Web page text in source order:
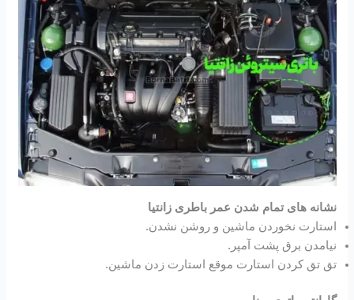
نشانه های تمام شدن عمر باطری زانتیا
استارت نخوردن ماشین و روشن نشدن.
نیامدن برق پشت آمپر.
تق تق کردن استارت موقع استارت زدن ماشین.